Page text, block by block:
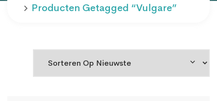
Producten Getagged “vulgare”